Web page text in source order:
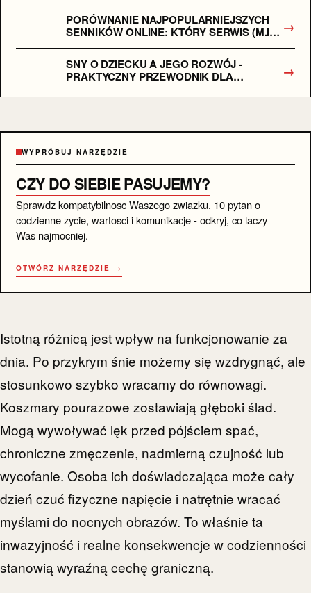
PORÓWNANIE NAJPOPULARNIEJSZYCH
SENNIKÓW ONLINE: KTÓRY SERWIS (M.IN.
SENNY.PL, SENNIK.PL) OFERUJE
NAJTRAFNIEJSZE INTERPRETACJE?
→
SNY O DZIECKU A JEGO ROZWÓJ -
PRAKTYCZNY PRZEWODNIK DLA
→
WYPRÓBUJ NARZĘDZIE
CZY DO SIEBIE PASUJEMY?
Sprawdz kompatybilnosc Waszego zwiazku. 10 pytan o
codzienne zycie, wartosci i komunikacje - odkryj, co laczy
Was najmocniej.
OTWÓRZ NARZĘDZIE →
Istotną różnicą jest wpływ na funkcjonowanie za
dnia. Po przykrym śnie możemy się wzdrygnąć, ale
stosunkowo szybko wracamy do równowagi.
Koszmary pourazowe zostawiają głęboki ślad.
Mogą wywoływać lęk przed pójściem spać,
chroniczne zmęczenie, nadmierną czujność lub
wycofanie. Osoba ich doświadczająca może cały
dzień czuć fizyczne napięcie i natrętnie wracać
myślami do nocnych obrazów. To właśnie ta
inwazyjność i realne konsekwencje w codzienności
stanowią wyraźną cechę graniczną.